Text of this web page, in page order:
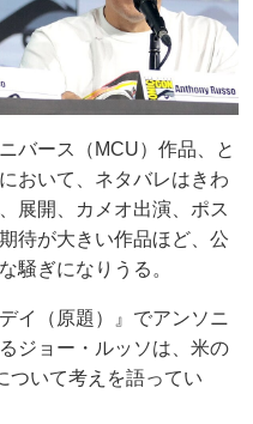
バース（MCU）作品、と
おいて、ネタバレはきわ
展開、カメオ出演、ポス
待が大きい作品ほど、公
騒ぎになりうる。
イ（原題）』でアンソニ
ジョー・ルッソは、米の
ついて考えを語ってい